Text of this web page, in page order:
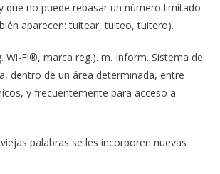
no puede rebasar un número limitado
aparecen: tuitear, tuiteo, tuitero).
Wi-Fi®, marca reg.). m. Inform. Sistema de
dentro de un área determinada, entre
y frecuentemente para acceso a
palabras se les incorporen nuevas